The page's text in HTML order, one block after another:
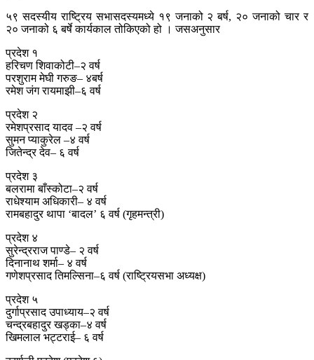
५९ सदस्यीय राष्ट्रिय सभासदस्यमध्ये १९ जनाको २ बर्ष, २० जनाको चार र
२० जनाको ६ बर्षे कार्यकाल तोकिएको हो । जसअनुसार
प्रदेश १
हरिचण शिवाकोटी–२ वर्ष
परशुराम मेघी गरुङ– ४बर्ष
रमेश जंग रायमाझी–६ वर्ष
प्रदेश २
रमेशप्रसाद यादव –२ वर्ष
सुमन प्याकुरेल –४ वर्ष
जितेन्द्र देव– ६ वर्ष
प्रदेश ३
बलरामा बाँस्कोटा–२ वर्ष
राधेश्याम अधिकारी– ४ वर्ष
रामबहादुर थापा ‘बादल’ ६ वर्ष (गृहमन्त्री)
प्रदेश ४
सुरेन्द्रराज पाण्डे– २ वर्ष
दिनानाथ शर्मा– ४ वर्ष
गणेशप्रसाद तिमल्सिना–६ वर्ष (राष्ट्रियसभा अध्यक्ष)
प्रदेश ५
दुर्गाप्रसाद उपाध्याय–२ वर्ष
चन्द्रबहादुर खड्का–४ वर्ष
खिमलाल भट्टराई– ६ वर्ष